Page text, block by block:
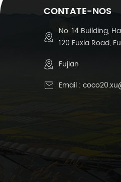
CONTATE-NOS
No. 14 Building,
120 Fuxia Road,
Fujian
Email :